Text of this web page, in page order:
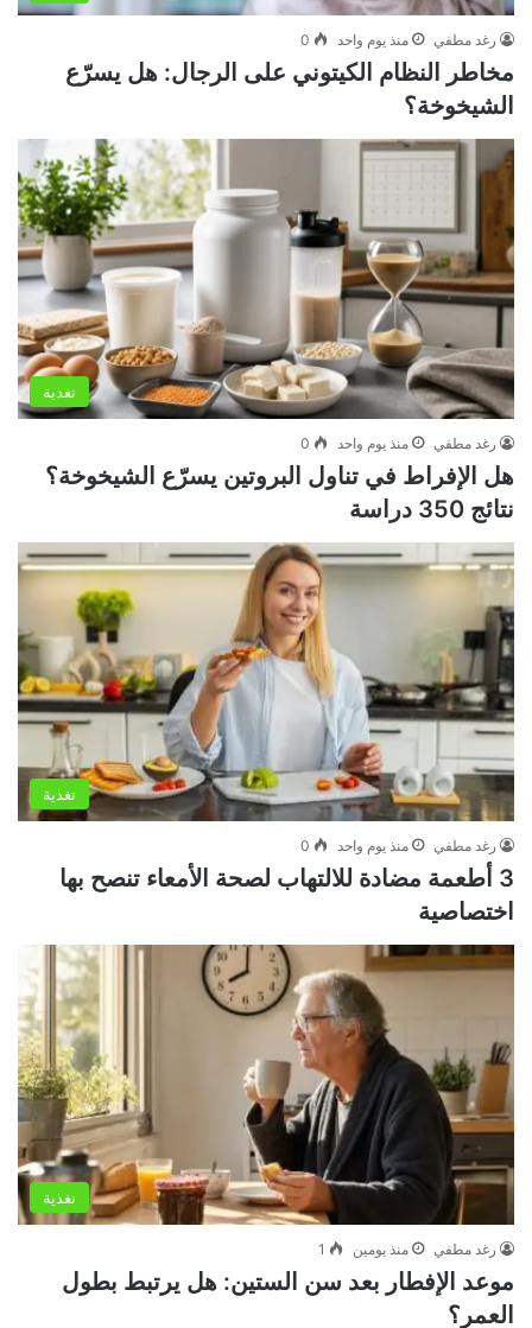
رغد مطفي منذ يوم واحد 0
مخاطر النظام الكيتوني على الرجال: هل يسرّع
الشيخوخة؟
تغذية
رغد مطفي منذ يوم واحد 0
هل الإفراط في تناول البروتين يسرّع الشيخوخة؟
نتائج 350 دراسة
تغذية
رغد مطفي منذ يوم واحد 0
3 أطعمة مضادة للالتهاب لصحة الأمعاء تنصح بها
اختصاصية
تغذية
رغد مطفي منذ يومين 1
موعد الإفطار بعد سن الستين: هل يرتبط بطول
العمر؟